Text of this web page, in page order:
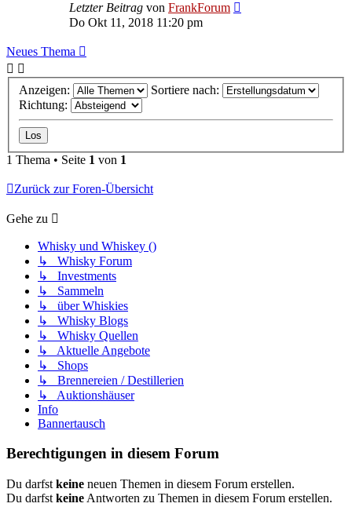
Letzter Beitrag von FrankForum
Do Okt 11, 2018 11:20 pm
Neues Thema
Anzeigen:
Sortiere nach:
Richtung:
1 Thema • Seite 1 von 1
Zurück zur Foren-Übersicht
Gehe zu
Whisky und Whiskey ()
↳ Whisky Forum
↳ Investments
↳ Sammeln
↳ über Whiskies
↳ Whisky Blogs
↳ Whisky Quellen
↳ Aktuelle Angebote
↳ Shops
↳ Brennereien / Destillerien
↳ Auktionshäuser
Info
Bannertausch
Berechtigungen in diesem Forum
Du darfst keine neuen Themen in diesem Forum erstellen.
Du darfst keine Antworten zu Themen in diesem Forum erstellen.